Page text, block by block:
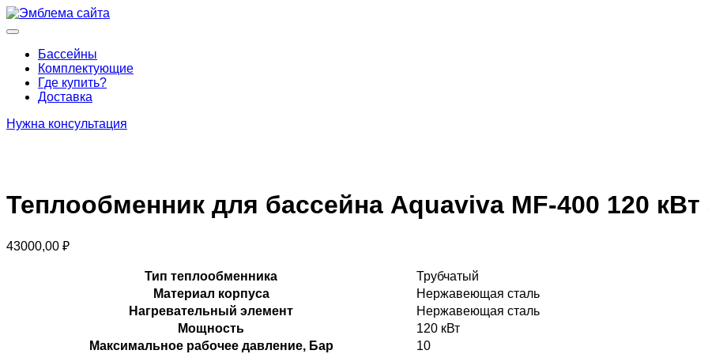
Перейти
к
Основное
Бассейны
Комплектующие
Где купить?
Доставка
Нужна консультация
Теплообменник для бассейна Aquaviva MF-400 120 кВт
43000,00 ₽
Тип теплообменника
Трубчатый
Материал корпуса
Нержавеющая сталь
Нагревательный элемент
Нержавеющая сталь
Мощность
120 кВт
Максимальное рабочее давление, Бар
10